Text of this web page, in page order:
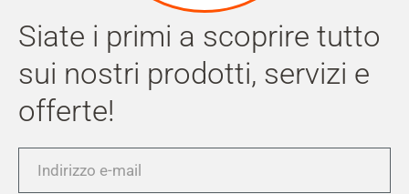
Siate i primi a scoprire tutto
sui nostri prodotti, servizi e
offerte!